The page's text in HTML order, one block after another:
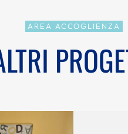
AREA ACCOGLIENZA